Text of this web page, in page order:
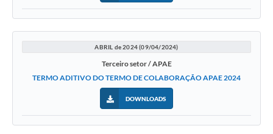
ABRIL de 2024 (09/04/2024)
Terceiro setor / APAE
TERMO ADITIVO DO TERMO DE COLABORAÇÃO APAE 2024
DOWNLOADS